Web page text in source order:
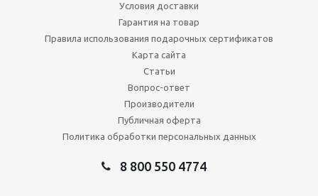
Условия доставки
Гарантия на товар
Правила использования подарочных сертификатов
Карта сайта
Статьи
Вопрос-ответ
Производители
Публичная оферта
Политика обработки персональных данных
8 800 550 4774